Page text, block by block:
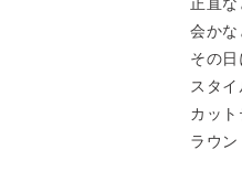
会か
その
スタ
カッ
ラウ